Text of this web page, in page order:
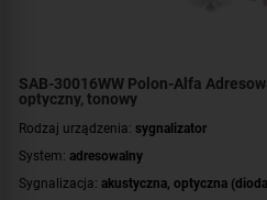
SAB-30016WW Polon-Alfa
optyczny, tonowy
Rodzaj urządzenia: sygnalizator
System: adresowalny
Sygnalizacja: akustyczna optyczna